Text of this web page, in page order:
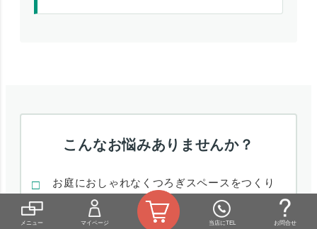
こんなお悩みありませんか？
お庭におしゃれなくつろぎスペースをつくり
たけど、雨ざらしですぐに家具が劣化してし
まわないか心配。
メニュー マイページ 当店にTEL お問合せ